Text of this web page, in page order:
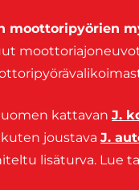
moottoripyörien
kattavan J.
joustava J.
lisäturva. Lue